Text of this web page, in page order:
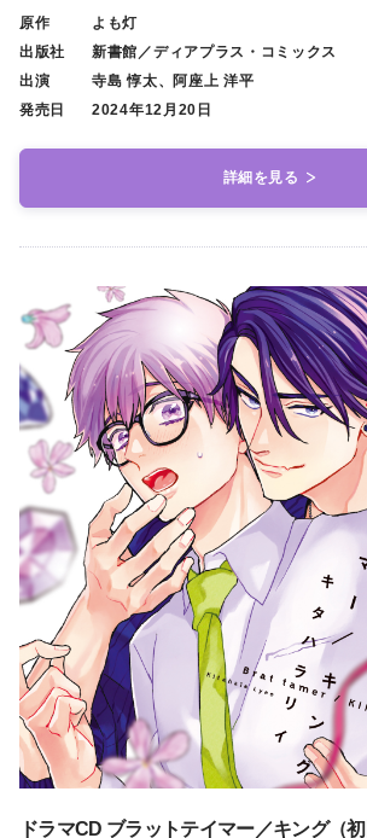
原作
よも灯
出版社
新書館／ディアプラス・コミックス
出演
寺島 惇太、阿座上 洋平
発売日
2024年12月20日
詳細を見る
ドラマCD ブラットテイマー／キング（初